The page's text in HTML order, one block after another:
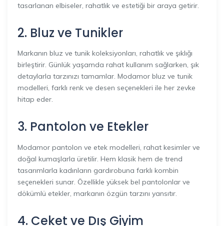
tasarlanan elbiseler, rahatlık ve estetiği bir araya getirir.
2. Bluz ve Tunikler
Markanın bluz ve tunik koleksiyonları, rahatlık ve şıklığı
birleştirir. Günlük yaşamda rahat kullanım sağlarken, şık
detaylarla tarzınızı tamamlar. Modamor bluz ve tunik
modelleri, farklı renk ve desen seçenekleri ile her zevke
hitap eder.
3. Pantolon ve Etekler
Modamor pantolon ve etek modelleri, rahat kesimler ve
doğal kumaşlarla üretilir. Hem klasik hem de trend
tasarımlarla kadınların gardırobuna farklı kombin
seçenekleri sunar. Özellikle yüksek bel pantolonlar ve
dökümlü etekler, markanın özgün tarzını yansıtır.
4. Ceket ve Dış Giyim